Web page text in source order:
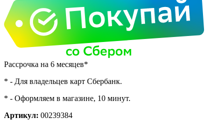
Рассрочка на 6 месяцев*
* - Для владельцев карт Сбербанк.
* - Оформляем в магазине, 10 минут.
Артикул: 00239384